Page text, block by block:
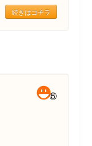
続きはコチラ